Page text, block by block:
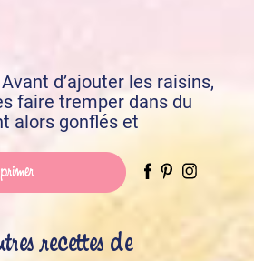
Avant d’ajouter les raisins,
faire tremper dans du
alors gonflés et
recettes de